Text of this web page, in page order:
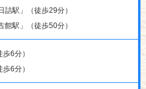
詰駅」（徒歩29分）
館駅」（徒歩50分）
6分）
6分）